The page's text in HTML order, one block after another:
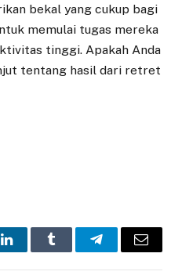
bekal yang cukup bagi
memulai tugas mereka
tinggi. Apakah Anda
tentang hasil dari retret
LinkedInTumblr TelegramEmail